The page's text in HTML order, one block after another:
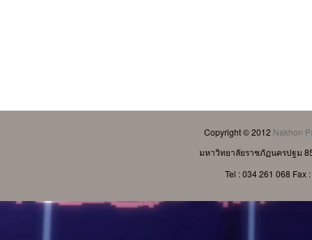
Copyright © 2012 Nakhon
มหาวิทยาลัยราชภัฏนครปฐม
Tel : 034 261 068 Fax